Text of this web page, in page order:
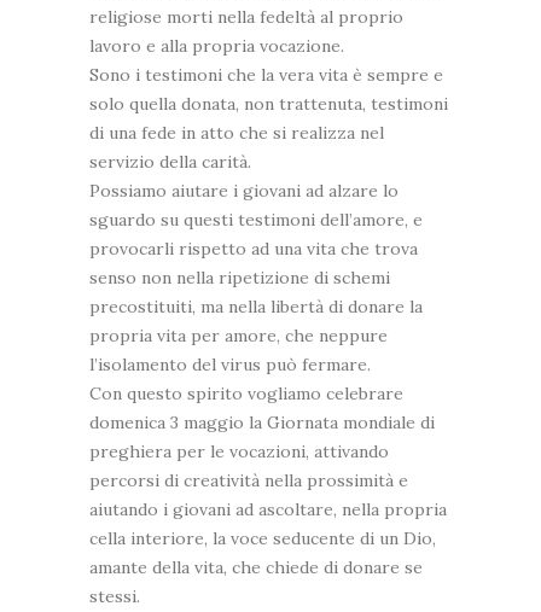
religiose morti nella fedeltà al proprio
lavoro e alla propria vocazione.
Sono i testimoni che la vera vita è sempre e
solo quella donata, non trattenuta, testimoni
di una fede in atto che si realizza nel
servizio della carità.
Possiamo aiutare i giovani ad alzare lo
sguardo su questi testimoni dell’amore, e
provocarli rispetto ad una vita che trova
senso non nella ripetizione di schemi
precostituiti, ma nella libertà di donare la
propria vita per amore, che neppure
l’isolamento del virus può fermare.
Con questo spirito vogliamo celebrare
domenica 3 maggio la Giornata mondiale di
preghiera per le vocazioni, attivando
percorsi di creatività nella prossimità e
aiutando i giovani ad ascoltare, nella propria
cella interiore, la voce seducente di un Dio,
amante della vita, che chiede di donare se
stessi.